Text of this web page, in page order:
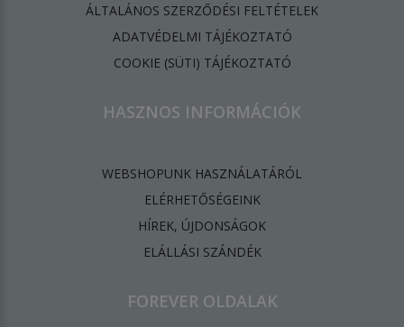
ÁLTALÁNOS SZERZŐDÉSI FELTÉTELEK
ADATVÉDELMI TÁJÉKOZTATÓ
​COOKIE (SÜTI) TÁJÉKOZTATÓ
HASZNOS INFORMÁCIÓK
WEBSHOPUNK HASZNÁLATÁRÓL
ELÉRHETŐSÉGEINK
HÍREK, ÚJDONSÁGOK
ELÁLLÁSI SZÁNDÉK
FOREVER OLDALAK